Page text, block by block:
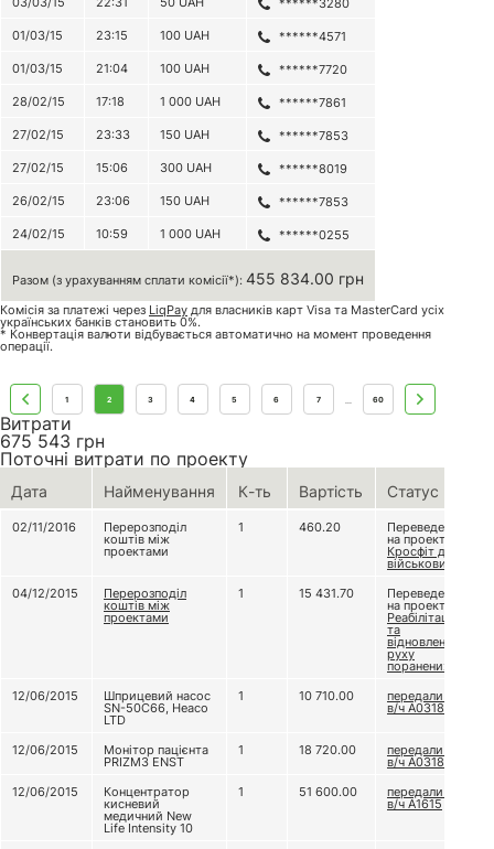
******3280
01/03/15 23:15 100 UAH ******4571
01/03/15 21:04 100 UAH ******7720
28/02/15 17:18 1 000 UAH ******7861
27/02/15 23:33 150 UAH ******7853
27/02/15 15:06 300 UAH ******8019
26/02/15 23:06 150 UAH ******7853
24/02/15 10:59 1 000 UAH ******0255
Разом (з урахуванням сплати комісії*): 455 834.00 грн
Комісія за платежі через LiqPay для власників карт Visa та MasterCard усіх
українських банків становить 0%.
* Конвертація валюти відбувається автоматично на момент проведення
операції.
1 2 3 4 5 6 7 60
Витрати
675 543 грн
Поточні витрати по проекту
Дата Найменування К-ть Вартість Статус
02/11/2016 Перерозподіл
коштів між
проектами
1 460.20 Переведено
на проект
Кросфіт для
військових
04/12/2015
Перерозподіл
коштів між
проектами
1 15 431.70 Переведено
на проект
Реабілітація
та
відновлення
руху
поранених
12/06/2015
Шприцевий насос
SN-50C66, Heaco
LTD
1 10 710.00 передали до
в/ч А0318
12/06/2015 Монітор пацієнта
PRIZM3 ENST
1 18 720.00 передали до
в/ч А0318
12/06/2015
Концентратор
кисневий
медичний New
Life Intensity 10
1 51 600.00 передали до
в/ч А1615